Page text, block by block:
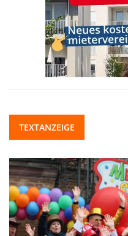
TEXTANZEIGE